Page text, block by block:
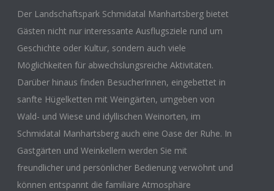
Der Landschaftspark Schmidatal Manhartsberg bietet
Gästen nicht nur interessante Ausflugsziele rund um
Geschichte oder Kultur, sondern auch viele
Möglichkeiten für abwechslungsreiche Aktivitäten.
Darüber hinaus finden BesucherInnen, eingebettet in
sanfte Hügelketten mit Weingärten, umgeben von
Wald- und Wiese und idyllischen Weinorten, im
Schmidatal Manhartsberg auch eine Oase der Ruhe. In
Gastgärten und Weinkellern werden Sie mit
freundlicher und persönlicher Bedienung verwöhnt und
können entspannt die familiäre Atmosphäre